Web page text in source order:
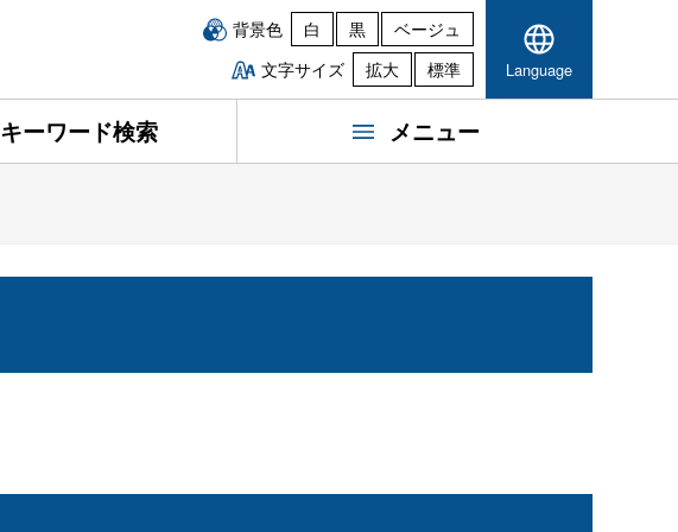
背景色 白 黒
ベージュ
文字サイズ
拡大 標準 Language
キーワード検索 メニュー